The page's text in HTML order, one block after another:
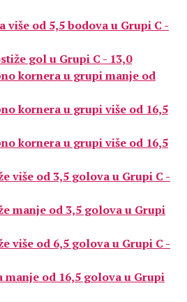
više od 5,5 bodova u Grupi C -
gol u Grupi C - 13,0
kornera u grupi manje od
kornera u grupi više od 16,5
kornera u grupi više od 16,5
više od 3,5 golova u Grupi C -
manje od 3,5 golova u Grupi
više od 6,5 golova u Grupi C -
manje od 16,5 golova u Grupi